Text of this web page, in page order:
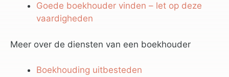
Goede boekhouder vinden – let op deze
vaardigheden
Meer over de diensten van een boekhouder
Boekhouding uitbesteden